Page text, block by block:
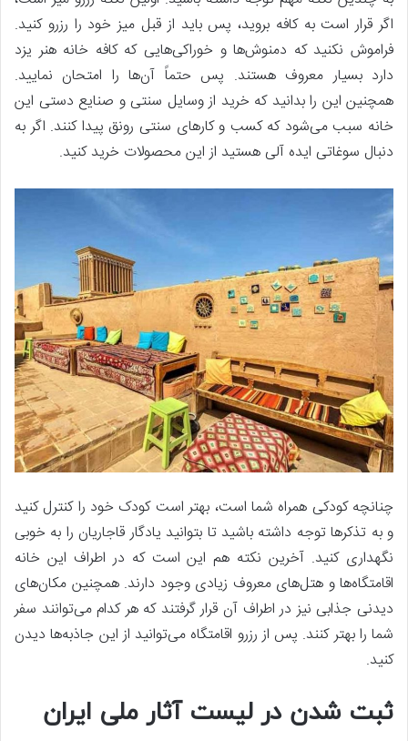
اگر قرار است به کافه بروید، پس باید از قبل میز خود را رزرو کنید.
فراموش نکنید که دمنوش‌ها و خوراکی‌هایی که کافه خانه هنر یزد
دارد بسیار معروف هستند. پس حتماً آن‌ها را امتحان نمایید.
همچنین این را بدانید که خرید از وسایل سنتی و صنایع دستی این
خانه سبب می‌شود که کسب و کارهای سنتی رونق پیدا کنند. اگر به
دنبال سوغاتی ایده آلی هستید از این محصولات خرید کنید.
چنانچه کودکی همراه شما است، بهتر است کودک خود را کنترل کنید
و به تذکرها توجه داشته باشید تا بتوانید یادگار قاجاریان را به خوبی
نگهداری کنید. آخرین نکته هم این است که در اطراف این خانه
اقامتگاه‌ها و هتل‌های معروف زیادی وجود دارند. همچنین مکان‌های
دیدنی جذابی نیز در اطراف آن قرار گرفتند که هر کدام می‌توانند سفر
شما را بهتر کنند. پس از رزرو اقامتگاه می‌توانید از این جاذبه‌ها دیدن
کنید.
ثبت شدن در لیست آثار ملی ایران